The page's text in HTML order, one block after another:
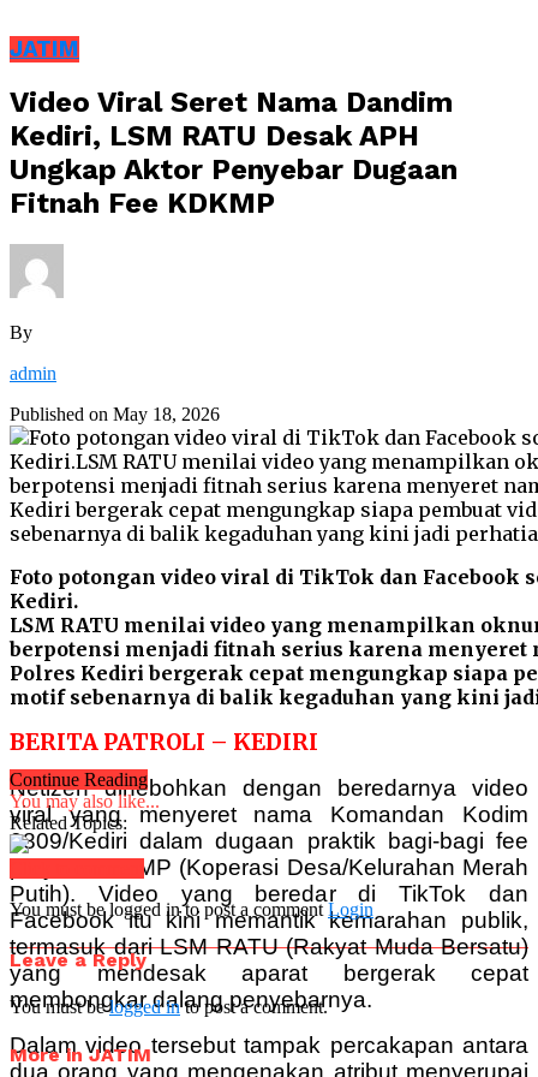
JATIM
Video Viral Seret Nama Dandim
Kediri, LSM RATU Desak APH
Ungkap Aktor Penyebar Dugaan
Fitnah Fee KDKMP
By
admin
Published on May 18, 2026
Foto potongan video viral di TikTok dan Facebook
Kediri.
LSM RATU menilai video yang menampilkan
berpotensi menjadi fitnah serius karena
Polres Kediri bergerak cepat mengungkap siapa
motif sebenarnya di balik kegaduhan yang kini
BERITA PATROLI – KEDIRI
Netizen dihebohkan dengan beredarnya video
viral yang menyeret nama Komandan Kodim
0809/Kediri dalam dugaan praktik bagi-bagi fee
proyek KDKMP (Koperasi Desa/Kelurahan Merah
Putih). Video yang beredar di TikTok dan
Facebook itu kini memantik kemarahan publik,
termasuk dari LSM RATU (Rakyat Muda Bersatu)
yang mendesak aparat bergerak cepat
membongkar dalang penyebarnya.
Dalam video tersebut tampak percakapan antara
Continue Reading
You may also like...
Related Topics:
You must be logged in to post a comment Login
Leave a Reply
You must belogged into post a comment.
More in JATIM